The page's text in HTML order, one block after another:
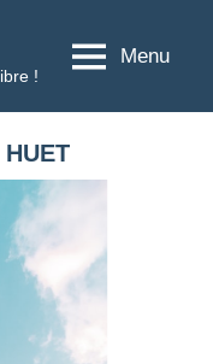
!
Menu